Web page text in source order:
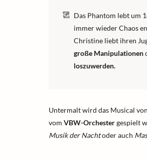
Das Phantom lebt um
immer wieder Chaos
Christine liebt ihren
große Manipulationen
loszuwerden.
Untermalt wird das Musical
vom VBW-Orchestergespielt
Musik der Nachtoder auch